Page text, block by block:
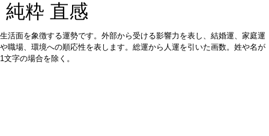
純粋 直感
生活面を象徴する運勢です。外部から受ける影響力を表し、結婚運、家庭運
や職場、環境への順応性を表します。総運から人運を引いた画数。姓や名が
1文字の場合を除く。